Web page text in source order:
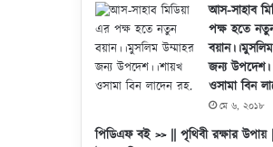
আস-সাহাব
পক্ষ হতে
জন্য
ওসামা বিন
মে ৬, ২০১৮
পিডিএফ বই >> || পৃথিবী রক্ষার উপায়